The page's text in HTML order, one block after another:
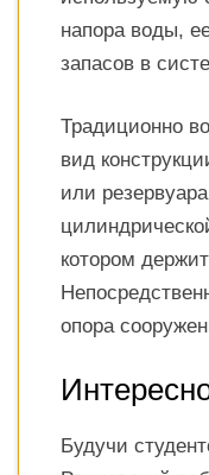
напора воды,
запасов в
Традиционно
вид
или
котором
опора
Будучи